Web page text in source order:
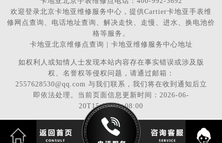
欢迎登录北京卡地亚维修服务中心，提供Cartier卡地亚手表维
修网点查询、电话地址查询、解决走快、走慢、进水、换电池价
格等服务。
卡地亚北京维修点查询 | 卡地亚维修服务中心地址
如权利人或知情人士发现本站内容存在事实错误或涉及版
权、名誉权等侵权问题，请通过邮箱：
2557628530@qq.com 与我们联系，我们将在收到通知后立
即依法处理。当前页面信息更新时间：2026-06-
20T15:08:43+08:00